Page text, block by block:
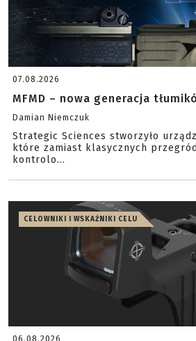
07.08.2026
MFMD – nowa generacja
Damian Niemczuk
Strategic Sciences stworzyło
które zamiast klasycznych
kontrolo...
CELOWNIKI I WSKAŹNIKI CELU